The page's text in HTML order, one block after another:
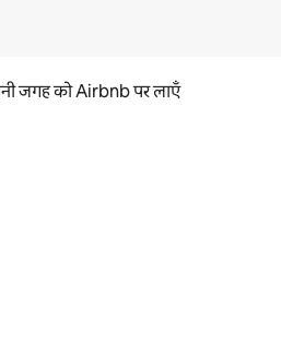
जगह को Airbnb पर लाएँ